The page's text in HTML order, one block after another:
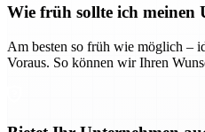
Wie früh sollte ich meinen
Am besten so früh wie möglich –
Voraus. So können wir Ihren